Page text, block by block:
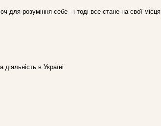
для розуміння себе - і тоді все стане на свої місця
в Україні